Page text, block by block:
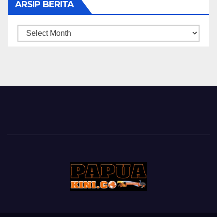
ARSIP BERITA
ARSIP